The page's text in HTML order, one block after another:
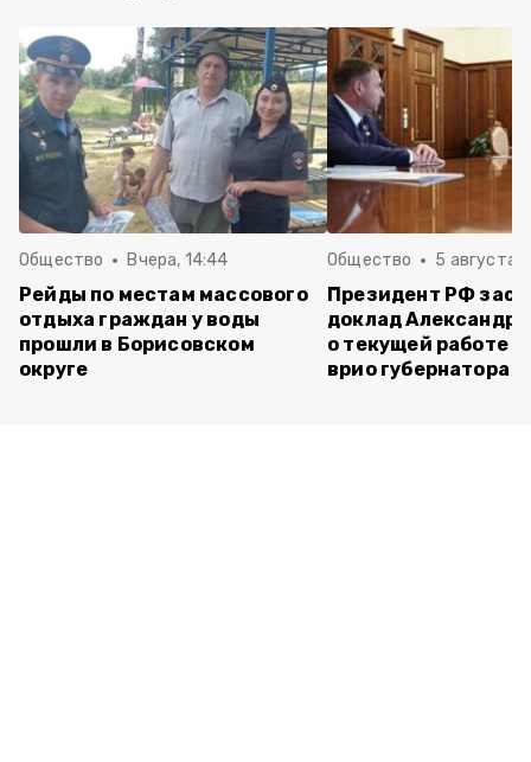
Общество Вчера, 14:44
Рейды по местам массового
отдыха граждан у воды
прошли в Борисовском
округе
Общество 5 августа ,
Президент РФ
доклад
о текущей работе
врио губернатора